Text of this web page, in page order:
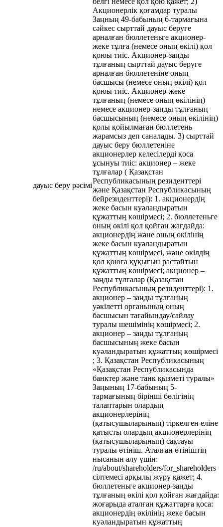
дауыс беру рәсімі
Акционерлік қоғамдар туралы
Заңның 49-бабының 6-тармағына
сәйкес сырттай дауыс беруге
арналған бюллетеньге акционер-
жеке тұлға (немесе оның өкілі) қол
қоюы тиіс. Акционер-заңды
тұлғаның сырттай дауыс беруге
арналған бюллетеніне оның
басшысы (немесе оның өкілі) қол
қоюы тиіс. Акционер-жеке
тұлғаның (немесе оның өкілінің)
немесе акционер-заңды тұлғаның
басшысының (немесе оның өкілінің)
қолы қойылмаған бюллетень
жарамсыз деп саналады. 3) сырттай
дауыс беру бюллетеніне
акционерлер келесілерді қоса
ұсынуы тиіс: акционер – жеке
тұлғалар ( Қазақстан
Республикасының резиденттері
және Қазақстан Республикасының
бейрезиденттері): 1. акционердің
жеке басын куәландыратын
құжаттың көшірмесі; 2. бюллетеньге
оның өкілі қол қойған жағдайда:
акционердің және оның өкілінің
жеке басын куәландыратын
құжаттың көшірмесі, және өкілдің
қол қоюға құқығын растайтын
құжаттың көшірмесі; акционер –
заңды тұлғалар (Қазақстан
Республикасының резиденттері): 1.
акционер – заңды тұлғаның
уәкілетті органының оның
басшысын тағайындау/сайлау
туралы шешімінің көшірмесі; 2.
акционер – заңды тұлғаның
басшысының жеке басын
куәландыратын құжаттың көшірмесі
; 3. Қазақстан Республикасының
«Қазақстан Республикасында
банктер және танк қызметі туралы»
Заңының 17-бабының 5-
тармағының бірінші бөлігінің
талаптарын олардың
акционерлерінің
(қатысушыларының) тіркелген еліне
қатысты олардың акционерлерінің
(қатысушыларының) сақтауы
туралы өтініш. Аталған өтініштің
нысанын алу үшін:
/ru/about/shareholders/for_shareholders
сілтемесі арқылы жүру қажет; 4.
бюллетеньге акционер-заңды
тұлғаның өкілі қол қойған жағдайда:
жоғарыда аталған құжаттарға қоса:
акционердің өкілінің жеке басын
куәландыратын құжаттың